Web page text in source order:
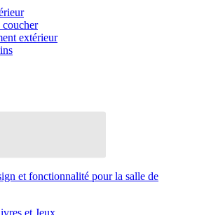
coucher
extérieur
et fonctionnalité pour la salle de
et Jeux